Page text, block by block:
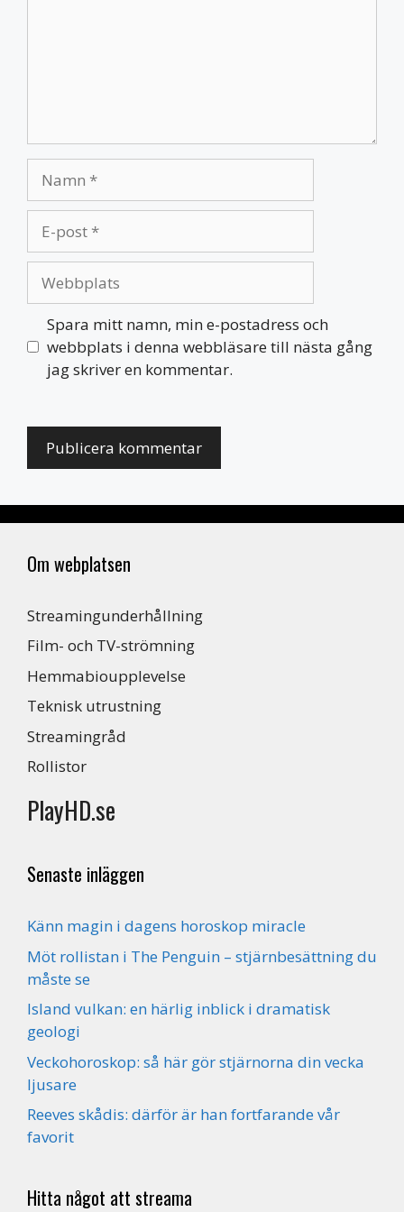
post
Spara mitt namn, min e-postadress och
webbplats i denna webbläsare till nästa gång
jag skriver en kommentar.
Om webplatsen
Streamingunderhållning
Film- och TV-strömning
Hemmabioupplevelse
Teknisk utrustning
Streamingråd
Rollistor
PlayHD.se
Senaste inläggen
Känn magin i dagens horoskop miracle
Möt rollistan i The Penguin – stjärnbesättning du
måste se
Island vulkan: en härlig inblick i dramatisk
geologi
Veckohoroskop: så här gör stjärnorna din vecka
ljusare
Reeves skådis: därför är han fortfarande vår
favorit
Hitta något att streama